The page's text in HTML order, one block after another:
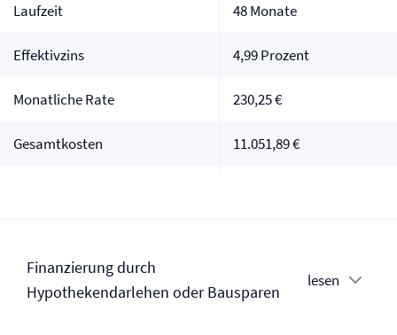
Laufzeit 48 Monate
Effektivzins 4,99 Prozent
Monatliche Rate 230,25 €
Gesamtkosten 11.051,89 €
Finanzierung durch
Hypothekendarlehen oder Bausparen
lesen